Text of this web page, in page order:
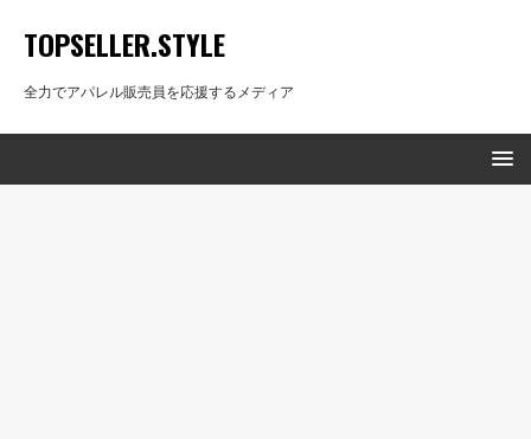
TOPSELLER.STYLE
全力でアパレル販売員を応援するメディア